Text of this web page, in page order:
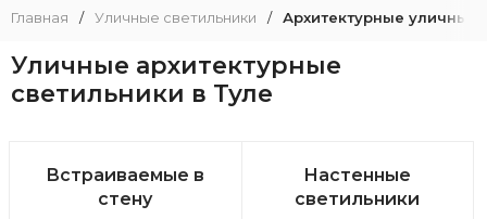
Главная / Уличные светильники / Архитектурные уличные
Уличные архитектурные
светильники в Туле
Встраиваемые в
стену
Настенные
светильники